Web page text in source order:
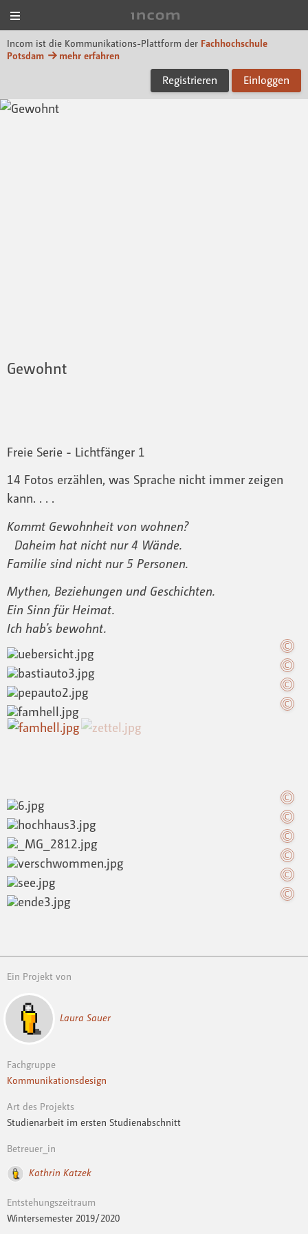
Incom ist die Kommunikations-Plattform der Fachhochschule
Potsdam
mehr erfahren
Registrieren Einloggen
Gewohnt
Freie Serie - Lichtfänger 1
14 Fotos erzählen, was Sprache nicht immer zeigen
kann. . . .
Kommt Gewohnheit von wohnen?
Daheim hat nicht nur 4 Wände.
Familie sind nicht nur 5 Personen.
Mythen, Beziehungen und Geschichten.
Ein Sinn für Heimat.
Ich hab’s bewohnt.
Ein Projekt von
Laura Sauer
Fachgruppe
Kommunikationsdesign
Art des Projekts
Studienarbeit im ersten Studienabschnitt
Betreuer_in
Kathrin Katzek
Entstehungszeitraum
Wintersemester 2019 / 2020